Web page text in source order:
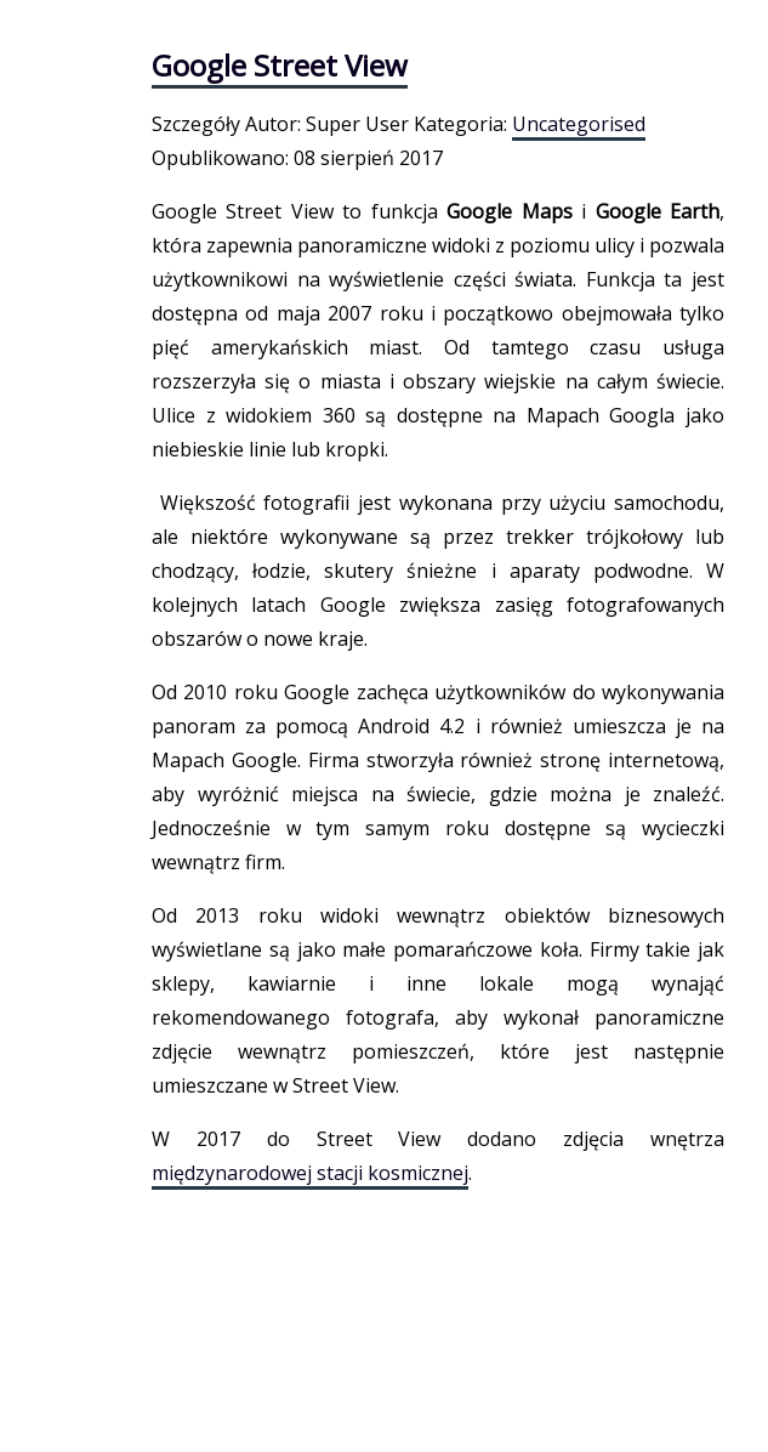
Google Street View
SzczegółyAutor: Super User Kategoria: Uncategorised
Opublikowano: 08 sierpień 2017
Google Street View to funkcjaGoogle Mapsi Google Earth,
która zapewnia panoramiczne widoki z poziomu ulicy i pozwala
użytkownikowi na wyświetlenie części świata. Funkcja ta jest
dostępna od maja 2007 roku i początkowo obejmowała tylko
pięć amerykańskich miast. Od tamtego czasu usługa
rozszerzyła się o miasta i obszary wiejskie na całym świecie.
Ulice z widokiem 360 są dostępne na Mapach Googla jako
niebieskie linie lub kropki.
Większość fotografii jest wykonana przy użyciu samochodu,
ale niektóre wykonywane są przez trekker trójkołowy lub
chodzący, łodzie, skutery śnieżne i aparaty podwodne. W
kolejnych latach Google zwiększa zasięg fotografowanych
obszarów o nowe kraje.
Od 2010 roku Google zachęca użytkowników do wykonywania
panoram za pomocą Android 4.2 i również umieszcza je na
Mapach Google. Firma stworzyła również stronę internetową,
aby wyróżnić miejsca na świecie, gdzie można je znaleźć.
Jednocześnie w tym samym roku dostępne są wycieczki
wewnątrz firm.
Od 2013 roku widoki wewnątrz obiektów biznesowych
wyświetlane są jako małe pomarańczowe koła. Firmy takie jak
sklepy, kawiarnie i inne lokale mogą wynająć
rekomendowanego fotografa, aby wykonał panoramiczne
zdjęcie wewnątrz pomieszczeń, które jest następnie
umieszczane w Street View.
W 2017 do Street View dodano zdjęcia wnętrza
międzynarodowej stacji kosmicznej.